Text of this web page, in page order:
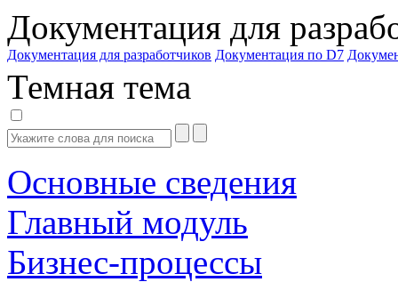
Документация для
Документация для разработчиков Документация по D7
Темная тема
Основные сведения
Главный модуль
Бизнес-процессы